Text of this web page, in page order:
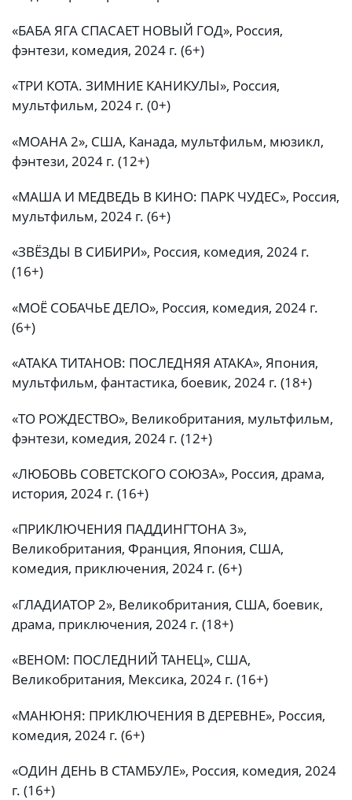
«БАБА ЯГА СПАСАЕТ НОВЫЙ ГОД», Россия,
фэнтези, комедия, 2024 г. (6+)
«ТРИ КОТА. ЗИМНИЕ КАНИКУЛЫ», Россия,
мультфильм, 2024 г. (0+)
«МОАНА 2», США, Канада, мультфильм, мюзикл,
фэнтези, 2024 г. (12+)
«МАША И МЕДВЕДЬ В КИНО: ПАРК ЧУДЕС», Россия,
мультфильм, 2024 г. (6+)
«ЗВЁЗДЫ В СИБИРИ», Россия, комедия, 2024 г.
(16+)
«МОЁ СОБАЧЬЕ ДЕЛО», Россия, комедия, 2024 г.
(6+)
«АТАКА ТИТАНОВ: ПОСЛЕДНЯЯ АТАКА», Япония,
мультфильм, фантастика, боевик, 2024 г. (18+)
«ТО РОЖДЕСТВО», Великобритания, мультфильм,
фэнтези, комедия, 2024 г. (12+)
«ЛЮБОВЬ СОВЕТСКОГО СОЮЗА», Россия, драма,
история, 2024 г. (16+)
«ПРИКЛЮЧЕНИЯ ПАДДИНГТОНА 3»,
Великобритания, Франция, Япония, США,
комедия, приключения, 2024 г. (6+)
«ГЛАДИАТОР 2», Великобритания, США, боевик,
драма, приключения, 2024 г. (18+)
«ВЕНОМ: ПОСЛЕДНИЙ ТАНЕЦ», США,
Великобритания, Мексика, 2024 г. (16+)
«МАНЮНЯ: ПРИКЛЮЧЕНИЯ В ДЕРЕВНЕ», Россия,
комедия, 2024 г. (6+)
«ОДИН ДЕНЬ В СТАМБУЛЕ», Россия, комедия, 2024
г. (16+)